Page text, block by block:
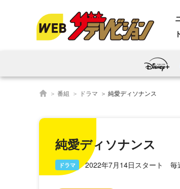
番組 ドラマ 純愛ディソナンス
純愛ディソナンス
ドラマ 2022年7月14日スタート 毎